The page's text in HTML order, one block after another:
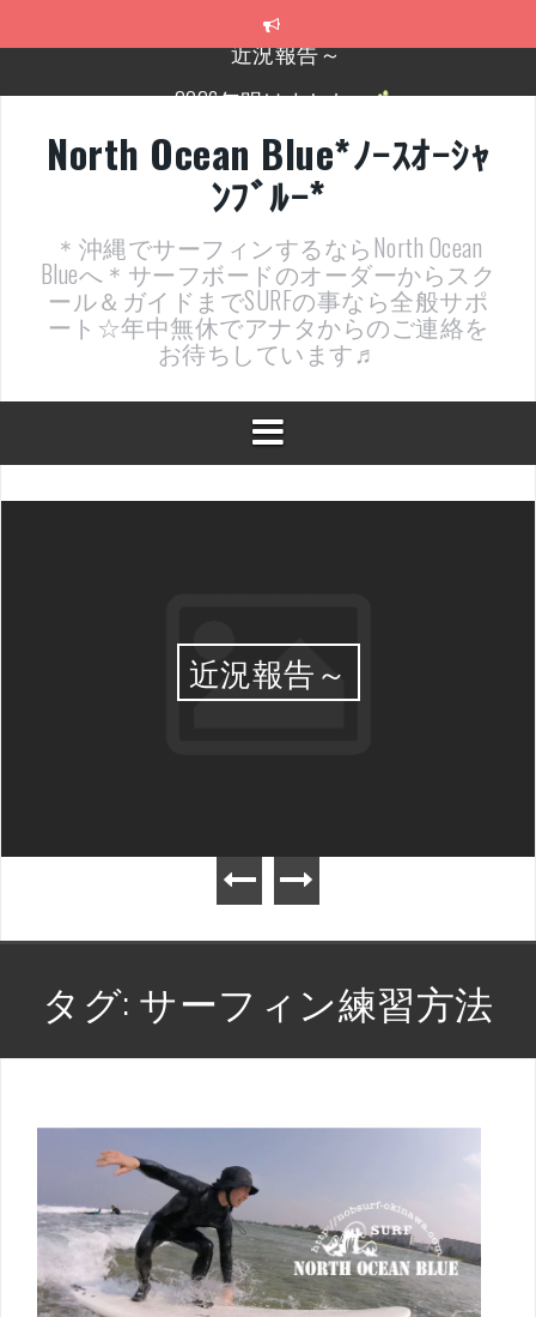
2026年明けました〜
近況報告ww
ヤッチマッターーーー！！！
支部長就任報告と支部予選・検定開催決定！
近況報告～
North Ocean Blue*ﾉｰｽｵｰｼｬ
ﾝﾌﾞﾙｰ*
＊沖縄でサーフィンするならNorth Ocean
Blueへ＊サーフボードのオーダーからスク
ール＆ガイドまでSURFの事なら全般サポ
ート☆年中無休でアナタからのご連絡を
お待ちしています♬
近況報告～
タグ: サーフィン練習方法